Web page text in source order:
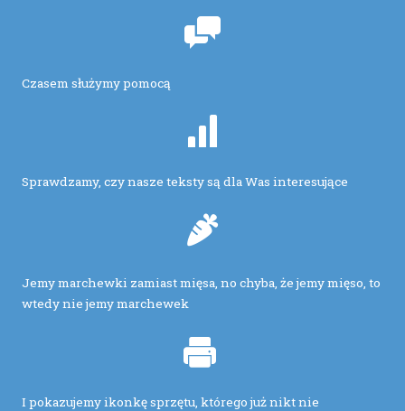
Czasem służymy pomocą
Sprawdzamy, czy nasze teksty są dla Was interesujące
Jemy marchewki zamiast mięsa, no chyba, że jemy mięso, to
wtedy nie jemy marchewek
I pokazujemy ikonkę sprzętu, którego już nikt nie